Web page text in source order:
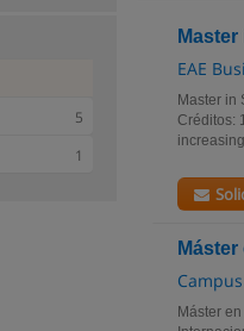
EAE
Master in
Créditos:
Máster
5
1